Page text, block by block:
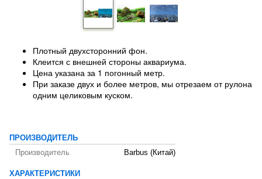
Плотный двухсторонний фон.
Клеится с внешней стороны аквариума.
Цена указана за 1 погонный метр.
При заказе двух и более метров, мы отрезаем от рулона
одним целиковым куском.
ПРОИЗВОДИТЕЛЬ
Производитель
Barbus (Китай)
ХАРАКТЕРИСТИКИ